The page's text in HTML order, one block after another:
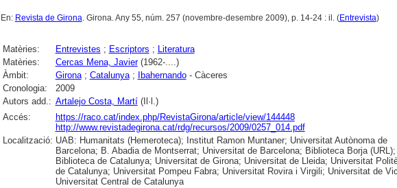
En: Revista de Girona. Girona. Any 55, núm. 257 (novembre-desembre 2009), p. 14-24 : il. (Entrevista)
Matèries: Entrevistes ; Escriptors ; Literatura
Matèries:
Cercas Mena, Javier(1962-....)
Àmbit:
Girona; Catalunya; Ibahernando- Càceres
Cronologia:
2009
Autors add.: Artalejo Costa, Martí(Il·l.)
Accés:
https://raco.cat/index.php/RevistaGirona/article/view/144448
http://www.revistadegirona.cat/rdg/recursos/2009/0257_014.pdf
Localització: UAB: Humanitats (Hemeroteca); Institut Ramon Muntaner; Universitat Autònoma de
Barcelona; B. Abadia de Montserrat; Universitat de Barcelona; Biblioteca Borja (URL);
Biblioteca de Catalunya; Universitat de Girona; Universitat de Lleida; Universitat
de Catalunya; Universitat Pompeu Fabra; Universitat Rovira i Virgili; Universitat de
Universitat Central de Catalunya